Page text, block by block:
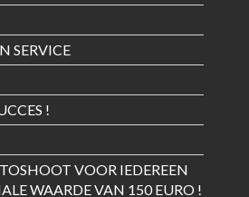
SERVICE
!
VOOR IEDEREEN
WAARDE VAN 150 EURO !